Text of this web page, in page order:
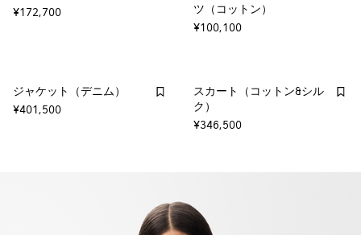
¥172,700
ツ（コットン）
¥100,100
ジャケット（デニム）
¥401,500
スカート（コットン&シル
ク）
¥346,500